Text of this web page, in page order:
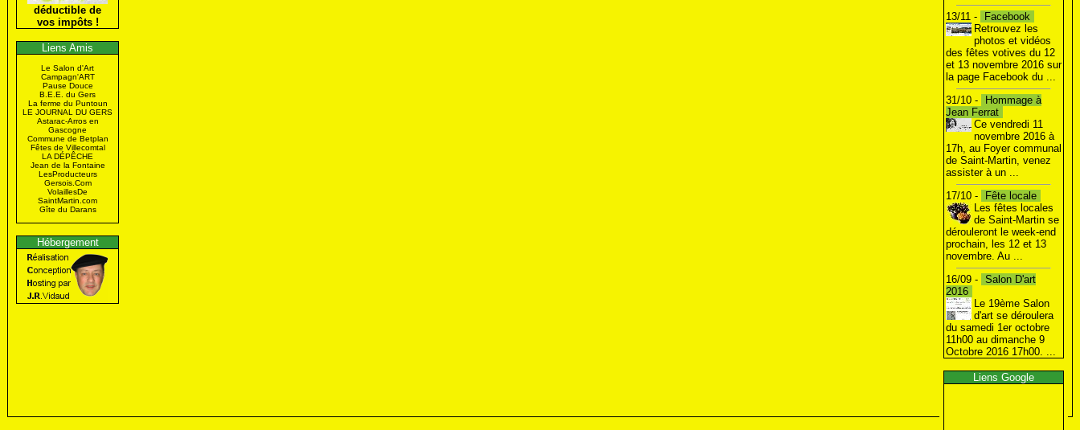
déductible de
vos impôts !
Liens Amis
Le Salon d'Art
Campagn'ART
Pause Douce
B.E.E. du Gers
La ferme du Puntoun
LE JOURNAL DU GERS
Astarac-Arros en
Gascogne
Commune de Betplan
Fêtes de Villecomtal
LA DÉPÊCHE
Jean de la Fontaine
LesProducteurs
Gersois.Com
VolaillesDe
SaintMartin.com
Gîte du Darans
Hébergement
13/11 -
Facebook
Retrouvez les
photos et vidéos
des fêtes votives du 12
et 13 novembre 2016 sur
la page Facebook du ...
31/10 -
Hommage à
Jean Ferrat
Ce vendredi 11
novembre 2016 à
17h, au Foyer communal
de Saint-Martin, venez
assister à un ...
17/10 -
Fête locale
Les fêtes locales
de Saint-Martin se
dérouleront le week-end
prochain, les 12 et 13
novembre. Au ...
16/09 - Salon D'art
2016
Le 19ème Salon
d'art se déroulera
du samedi 1er octobre
11h00 au dimanche 9
Octobre 2016 17h00. ...
Liens Google